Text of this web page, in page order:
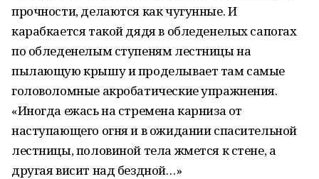
прочности, делаются как чугунные. И
карабкается такой дядя в обледенелых сапогах
по обледенелым ступеням лестницы на
пылающую крышу и проделывает там самые
головоломные акробатические упражнения.
«Иногда ежась на стремена карниза от
наступающего огня и в ожидании спасительной
лестницы, половиной тела жмется к стене, а
другая висит над бездной…»